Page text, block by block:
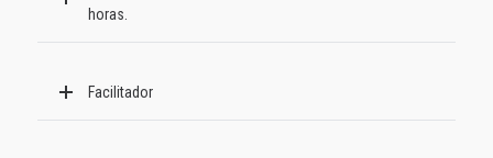
horas.
Facilitador